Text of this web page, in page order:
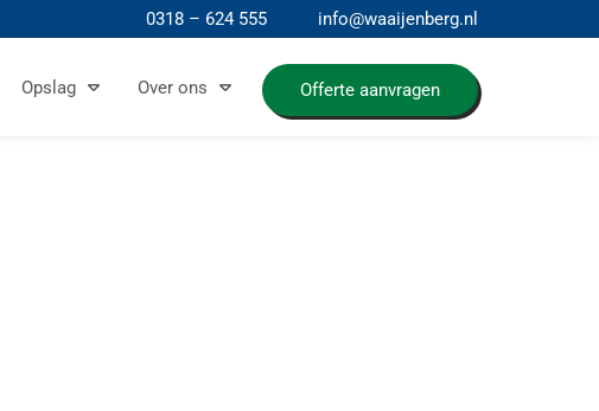
0318 – 624 555 info@waaijenberg.nl
Opslag Over ons Offerte aanvragen